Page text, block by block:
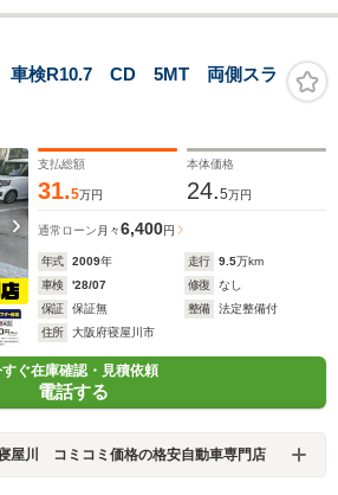
車検R10.7 CD 5MT 両側スラ
支払総額
31.5万円
本体価格
24.5万円
通常ローン 月々6,400円
年式 2009年 走行 9.5万km
車検
'28/07 修復
なし
保証
保証無 整備
法定整備付
住所
大阪府寝屋川市
ぐ在庫確認・見積依頼
電話する
屋川 コミコミ価格の格安自動車専門店